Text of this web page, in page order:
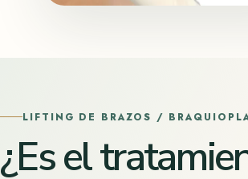
LIFTING DE BRAZOS /
¿Es el